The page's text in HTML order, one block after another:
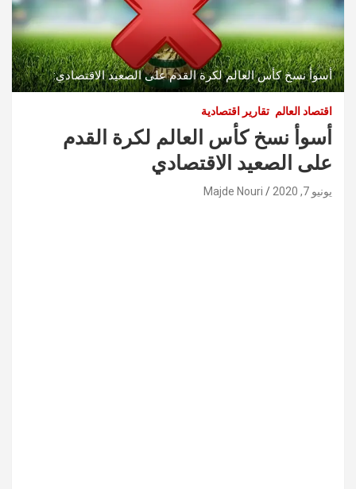
أسوأ نسخ كأس العالم لكرة القدم على الصعيد الاقتصادي:
اقتصاد العالم تقارير اقتصادية
أسوأ نسخ كأس العالم لكرة القدم
على الصعيد الاقتصادي
يونيو 7, 2020 Majde Nouri